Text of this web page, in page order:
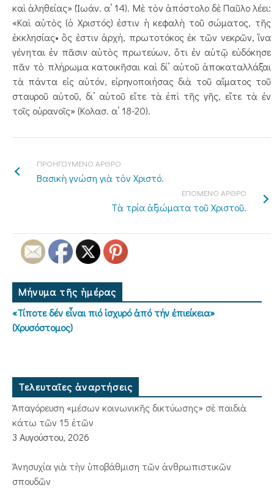
καὶ ἀληθείας» (Ἰωάν. α’ 14). Μὲ τὸν ἀπόστολο δὲ Παῦλο λέει:
«Καὶ αὐτὸς (ὁ Χριστός) ἐστιν ἡ κεφαλὴ τοῦ σώματος, τῆς
ἐκκλησίας• ὃς ἐστιν ἀρχή, πρωτοτόκος ἐκ τῶν νεκρῶν, ἵνα
γένηται ἐν πᾶσιν αὐτὸς πρωτεύων, ὅτι ἐν αὐτῷ εὐδόκησε
πᾶν τὸ πλήρωμα κατοικῆσαι καὶ δί’ αὐτοῦ ἀποκαταλλάξαι
τὰ πάντα εἰς αὐτόν, εἰρηνοποιήσας διὰ τοῦ αἵματος τοῦ
σταυροῦ αὐτοῦ, δι’ αὐτοῦ εἴτε τὰ ἐπὶ τῆς γῆς, εἴτε τὰ ἐν
τοῖς οὐρανοῖς» (Κολασ. α’ 18-20).
ΠΡΟΗΓΟΥΜΕΝΟ ΑΡΘΡΟ
Βασικὴ γνώση γιὰ τὸν Χριστό.
ΕΠΟΜΕΝΟ ΑΡΘΡΟ
Τὰ τρία ἀξιώματα τοῦ Χριστοῦ.
Μήνυμα τῆς ἡμέρας
«Τίποτε δέν εἶναι πιό ἰσχυρό ἀπό τήν ἐπιείκεια»
(Χρυσόστομος)
Τελευταῖες ἀναρτήσεις
Ἀπαγόρευση «μέσων κοινωνικῆς δικτύωσης» σὲ παιδιὰ
κάτω τῶν 15 ἐτῶν
3 Αυγούστου, 2026
Ἀνησυχία γιὰ τὴν ὑποβάθμιση τῶν ἀνθρωπιστικῶν
σπουδῶν